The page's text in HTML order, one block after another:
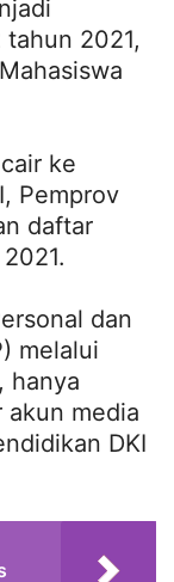
2021,
ke
Pemprov
daftar
dan
melalui
hanya
akun media
DKI